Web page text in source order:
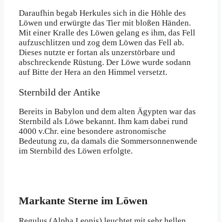
Daraufhin begab Herkules sich in die Höhle des
Löwen und erwürgte das Tier mit bloßen Händen.
Mit einer Kralle des Löwen gelang es ihm, das Fell
aufzuschlitzen und zog dem Löwen das Fell ab.
Dieses nutzte er fortan als unzerstörbare und
abschreckende Rüstung. Der Löwe wurde sodann
auf Bitte der Hera an den Himmel versetzt.
Sternbild der Antike
Bereits in Babylon und dem alten Ägypten war das
Sternbild als Löwe bekannt. Ihm kam dabei rund
4000 v.Chr. eine besondere astronomische
Bedeutung zu, da damals die Sommersonnenwende
im Sternbild des Löwen erfolgte.
Markante Sterne im Löwen